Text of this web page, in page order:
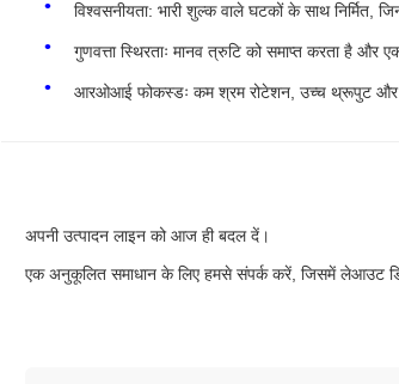
विश्वसनीयता: भारी शुल्क वाले घटकों के साथ निर्मित,
गुणवत्ता स्थिरताः मानव त्रुटि को समाप्त करता है
आरओआई फोकस्डः कम श्रम रोटेशन, उच्च थ्रूपुट और
अपनी उत्पादन लाइन को आज ही बदल दें।
एक अनुकूलित समाधान के लिए हमसे संपर्क करें, जिसमें लेआउट